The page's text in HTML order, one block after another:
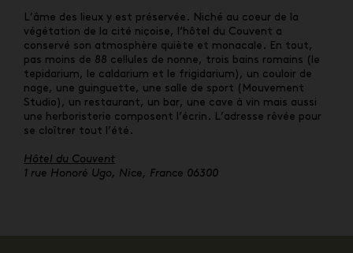
L’âme des lieux y est préservée. Niché au coeur de la
végétation de la cité niçoise, l’hôtel du Couvent a
conservé son atmosphère quiète et monacale. En tout,
pas moins de 88 cellules de nonne, trois bains romains (le
tepidarium, le caldarium et le frigidarium), un couloir de
nage, une guinguette, une salle de sport (Mouvement
Studio), un restaurant, un bar, une cave à vin mais aussi
une herboristerie composent l’écrin. L’adresse rêvée pour
se cloîtrer tout l’été.
Hôtel du Couvent
1 rue Honoré Ugo, Nice, France 06300